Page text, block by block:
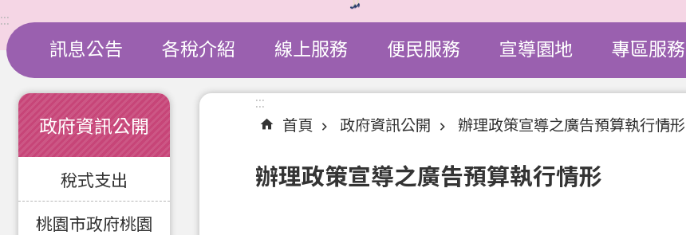
:::
訊息公告 各稅介紹 線上服務 便民服務 宣導園地 專區服務
:::
政府資訊公開
稅式支出
桃園市政府桃園
:::
首頁
政府資訊公開 辦理政策宣導之廣告預算執行情形
辦理政策宣導之廣告預算執行情形